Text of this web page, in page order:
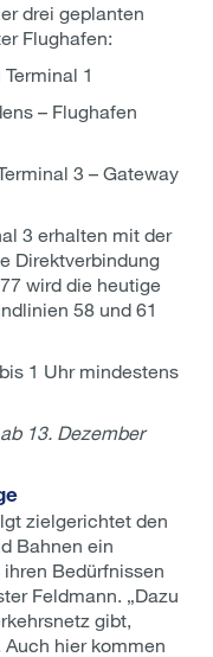
drei geplanten
Flughafen:
1
– Flughafen
3 – Gateway
3 erhalten mit der
Direktverbindung
wird die heutige
58 und 61
1 Uhr mindestens
13. Dezember
zielgerichtet den
Bahnen ein
Bedürfnissen
Feldmann. „Dazu
gibt,
hier kommen